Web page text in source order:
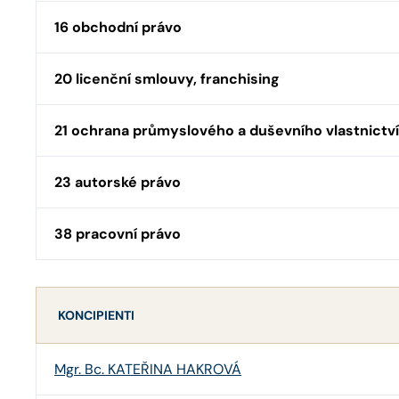
16 obchodní právo
20 licenční smlouvy, franchising
21 ochrana průmyslového a duševního vlastnictví
23 autorské právo
38 pracovní právo
KONCIPIENTI
Mgr. Bc. KATEŘINA HAKROVÁ